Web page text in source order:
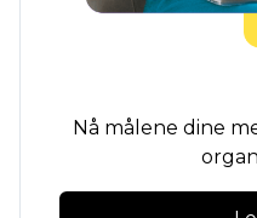
Nå målene dine